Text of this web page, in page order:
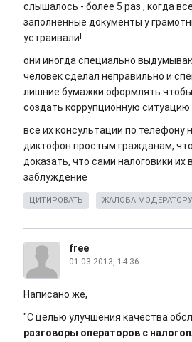
слышалось - более 5 раз , когда
заполненные документы у
устраивали!
они иногда специально
человек сделал неправильно и
лишние бумажки оформлять
создать коррупционную ситуацию
все их консультации по телефону
диктофон простым гражданам,
доказать, что сами налоговики их
заблуждение
ЦИТИРОВАТЬ ЖАЛОБА МОДЕРАТОРУ
free
01.03.2013, 14:36
Написано же,
"С целью улучшения качества
разговоры операторов с